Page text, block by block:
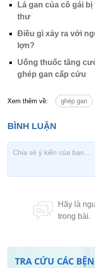
Lá gan của cô gái
thư
Điều gì xảy ra với
lợn?
Uống thuốc tăng
ghép gan cấp cứu
Xem thêm về: ghép gan
TRA CỨU CÁC